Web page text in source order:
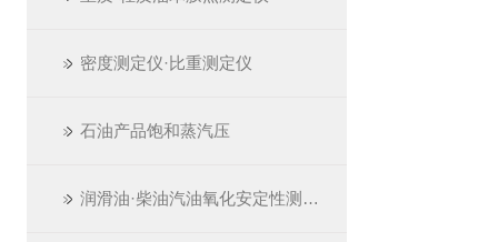
密度测定仪·比重测定仪
石油产品饱和蒸汽压
润滑油·柴油汽油氧化安定性测定仪